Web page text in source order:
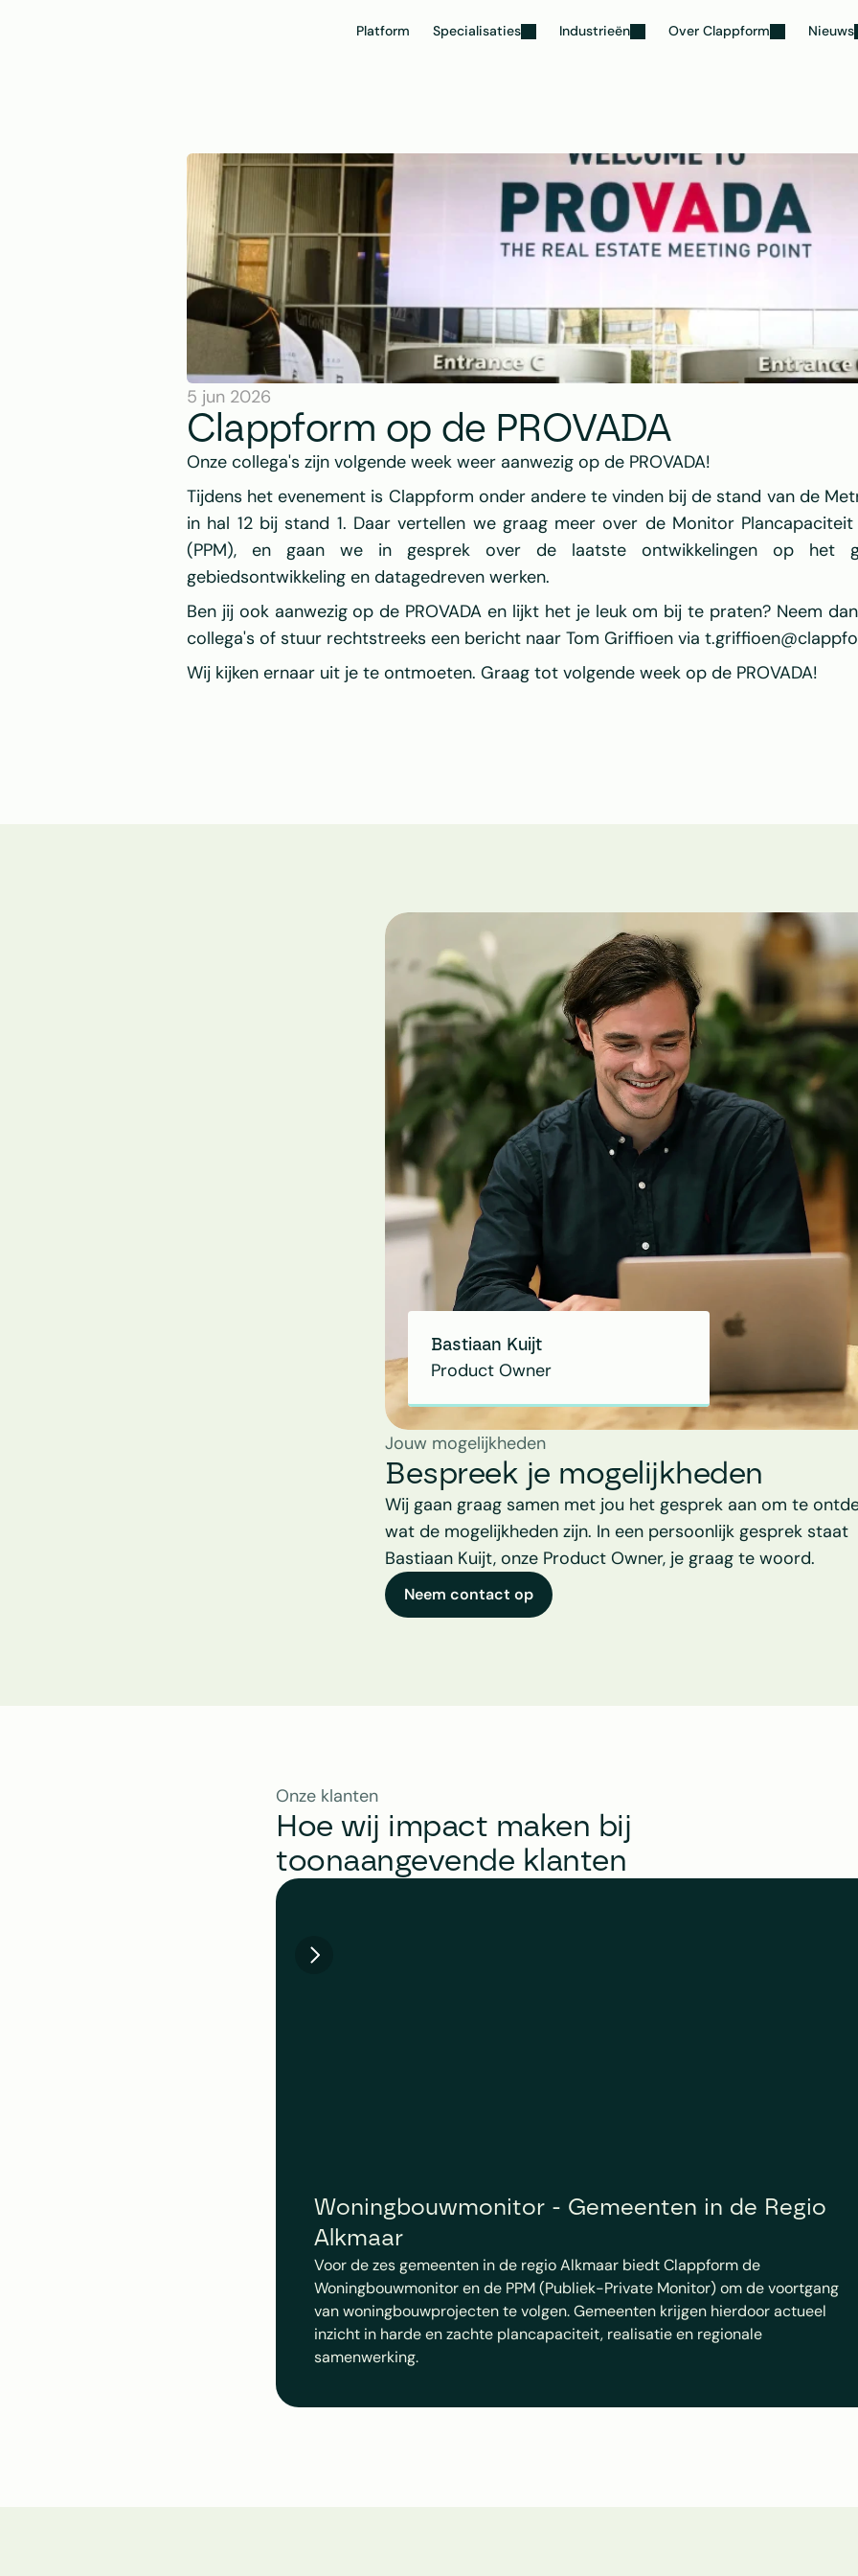
Platform Specialisaties Industrieën Over Clappform Nieuws
5 jun 2026
Clappform op de PROVADA
Onze collega's zijn volgende week weer aanwezig op de PROVADA!
Tijdens het evenement is Clappform onder andere te vinden bij de stand van de
in hal 12 bij stand 1. Daar vertellen we graag meer over de Monitor
(PPM), en gaan we in gesprek over de laatste ontwikkelingen op het
gebiedsontwikkeling en datagedreven werken.
Ben jij ook aanwezig op de PROVADA en lijkt het je leuk om bij te praten? Neem
collega's of stuur rechtstreeks een bericht naar Tom Griffioen via
Wij kijken ernaar uit je te ontmoeten. Graag tot volgende week op de PROVADA!
Bastiaan Kuijt
Product Owner
Jouw mogelijkheden
Bespreek je mogelijkheden
Wij gaan graag samen met jou het gesprek aan om te
wat de mogelijkheden zijn. In een persoonlijk gesprek staat
Bastiaan Kuijt, onze Product Owner, je graag te woord.
Neem contact op
Onze klanten
Hoe wij impact maken bij
toonaangevende klanten
Woningbouwmonitor - Gemeenten in de Regio
Alkmaar
Voor de zes gemeenten in de regio Alkmaar biedt Clappform de
Woningbouwmonitor en de PPM (Publiek-Private Monitor) om de voortgang
van woningbouwprojecten te volgen. Gemeenten krijgen hierdoor actueel
inzicht in harde en zachte plancapaciteit, realisatie en regionale
samenwerking.